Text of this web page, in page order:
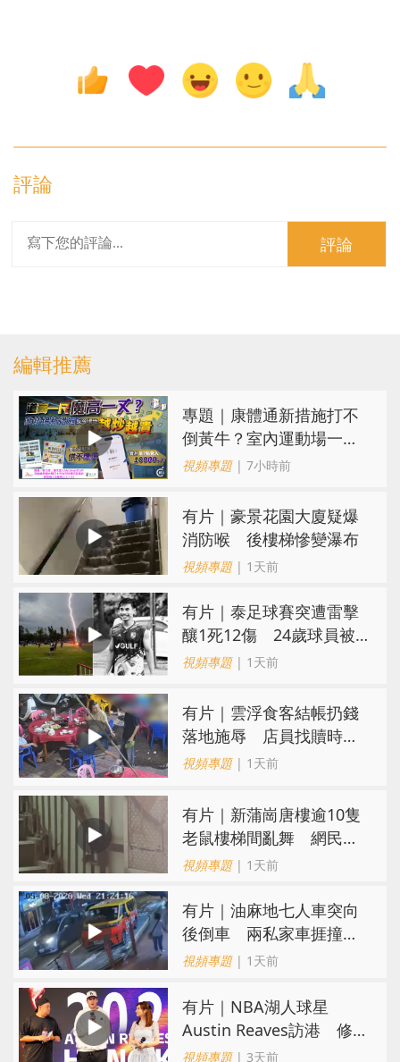
評論
評論
編輯推薦
專題｜康體通新措施打不
倒黃牛？室內運動場一場
難求越炒越貴
視頻專題| 7小時前
有片｜豪景花園大廈疑爆
消防喉 後樓梯慘變瀑布
視頻專題| 1天前
有片｜泰足球賽突遭雷擊
釀1死12傷 24歲球員被
閃電劈中亡
視頻專題| 1天前
​有片｜雲浮食客結帳扔錢
落地施辱 店員找贖時還
施彼身獲老闆肯定
視頻專題| 1天前
有片｜新蒲崗唐樓逾10隻
老鼠樓梯間亂舞 網民嚇
親：每次經過都要好大勇
視頻專題| 1天前
有片｜油麻地七人車突向
後倒車 兩私家車捱撞
司機不顧而去
視頻專題| 1天前
有片｜NBA湖人球星
Austin Reaves訪港 修
頓與青少年交流球技
視頻專題| 3天前